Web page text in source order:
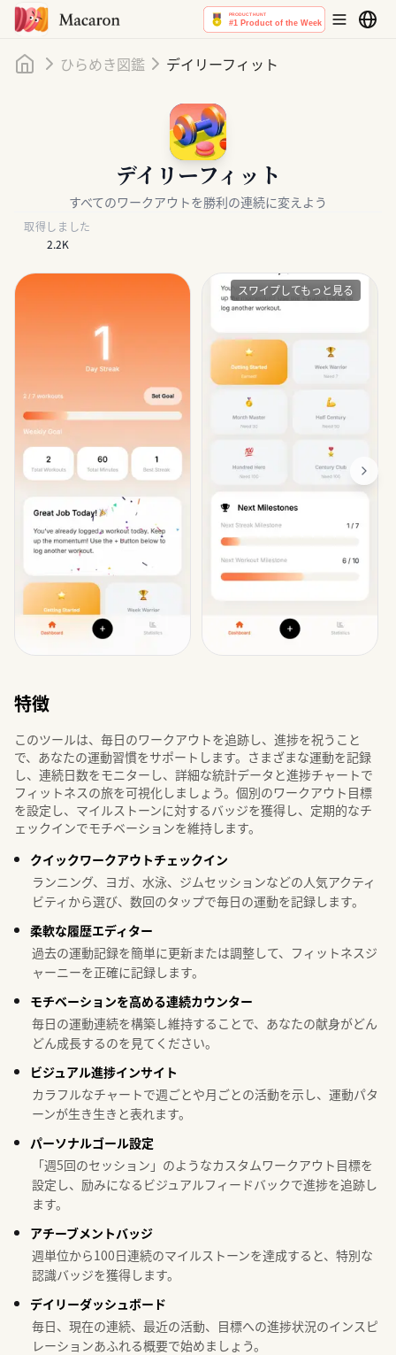
ホームひらめき図鑑 デイリーフィット
デイリーフィット
すべてのワークアウトを勝利の連続に変えよう
取得しました
2.2K
スワイプしてもっと見る
特徴
このツールは、毎日のワークアウトを追跡し、進捗を祝うこと
で、あなたの運動習慣をサポートします。さまざまな運動を記録
し、連続日数をモニターし、詳細な統計データと進捗チャートで
フィットネスの旅を可視化しましょう。個別のワークアウト目標
を設定し、マイルストーンに対するバッジを獲得し、定期的なチ
ェックインでモチベーションを維持します。
クイックワークアウトチェックイン
ランニング、ヨガ、水泳、ジムセッションなどの人気アクティ
ビティから選び、数回のタップで毎日の運動を記録します。
柔軟な履歴エディター
過去の運動記録を簡単に更新または調整して、フィットネスジ
ャーニーを正確に記録します。
モチベーションを高める連続カウンター
毎日の運動連続を構築し維持することで、あなたの献身がどん
どん成長するのを見てください。
ビジュアル進捗インサイト
カラフルなチャートで週ごとや月ごとの活動を示し、運動パタ
ーンが生き生きと表れます。
パーソナルゴール設定
「週5回のセッション」のようなカスタムワークアウト目標を
設定し、励みになるビジュアルフィードバックで進捗を追跡し
ます。
アチーブメントバッジ
週単位から100日連続のマイルストーンを達成すると、特別な
認識バッジを獲得します。
デイリーダッシュボード
毎日、現在の連続、最近の活動、目標への進捗状況のインスピ
レーションあふれる概要で始めましょう。